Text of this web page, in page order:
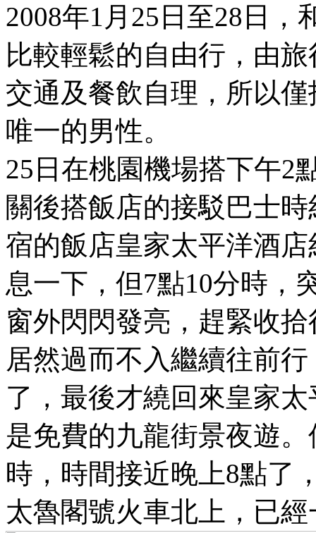
2008年1月25日至28日
比較輕鬆的自由行，由
交通及餐飲自理，所以
唯一的男性。
25日在桃園機場搭下午2
關後搭飯店的接駁巴士
宿的飯店皇家太平洋酒
息一下，但7點10分時，
窗外閃閃發亮，趕緊收
居然過而不入繼續往前
了，最後才繞回來皇家
是免費的九龍街景夜遊
時，時間接近晚上8點了
太魯閣號火車北上，已